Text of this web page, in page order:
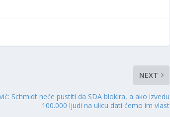
NEXT
Schmidt neće pustiti da SDA blokira, a ako izvedu
100.000 ljudi na ulicu dati ćemo im vlast